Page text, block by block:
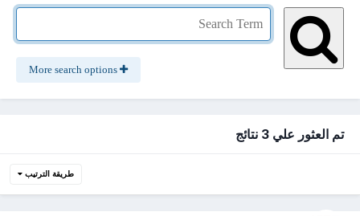
تم العثور علي 3 نتائج
طريقة الترتيب